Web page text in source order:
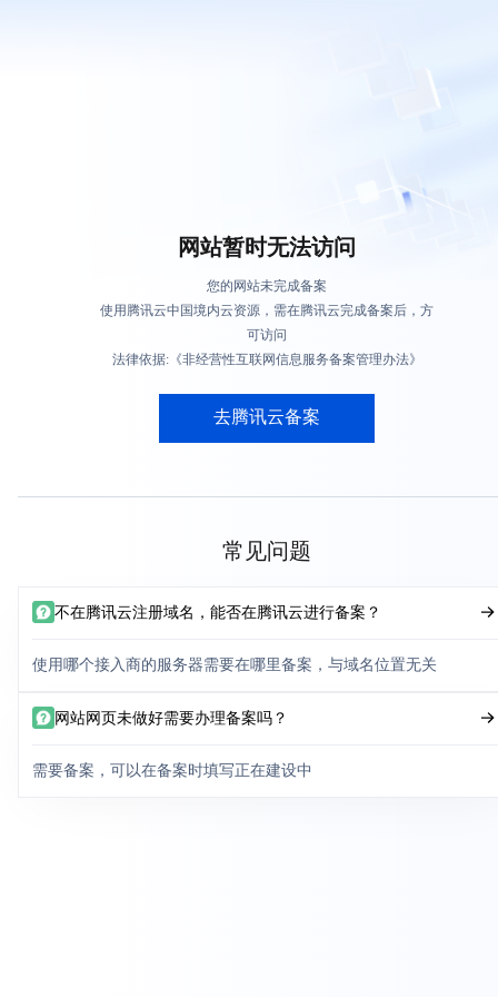
网站暂时无法访问
您的网站未完成备案
使用腾讯云中国境内云资源，需在腾讯云完成备案后，方
可访问
法律依据:《非经营性互联网信息服务备案管理办法》
去腾讯云备案
常见问题
不在腾讯云注册域名，能否在腾讯云进行备案？
使用哪个接入商的服务器需要在哪里备案，与域名位置无关
网站网页未做好需要办理备案吗？
需要备案，可以在备案时填写正在建设中